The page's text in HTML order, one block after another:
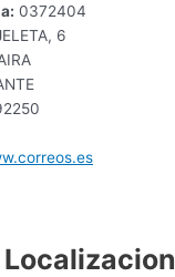
0372404
6